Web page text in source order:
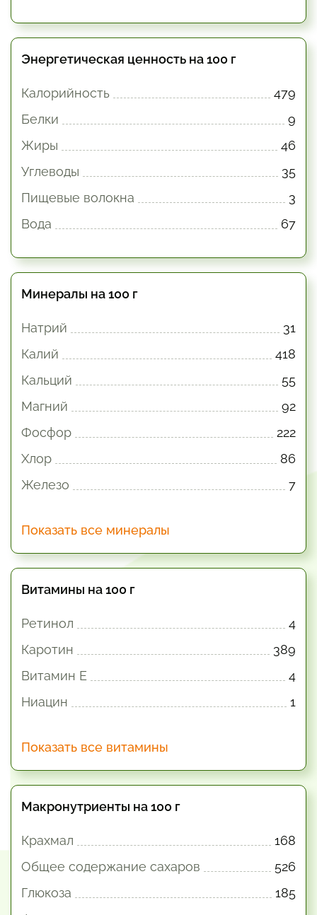
Энергетическая ценность на 100 г
Калорийность
479
Белки
9
Жиры
46
Углеводы
35
Пищевые волокна
3
Вода
67
Минералы на 100 г
Натрий
31
Калий
418
Кальций
55
Магний
92
Фосфор
222
Хлор
86
Железо
7
Показать все минералы
Витамины на 100 г
Ретинол
4
Каротин
389
Витамин E
4
Ниацин
1
Показать все витамины
Макронутриенты на 100 г
Крахмал
168
Общее содержание сахаров
526
Глюкоза
185